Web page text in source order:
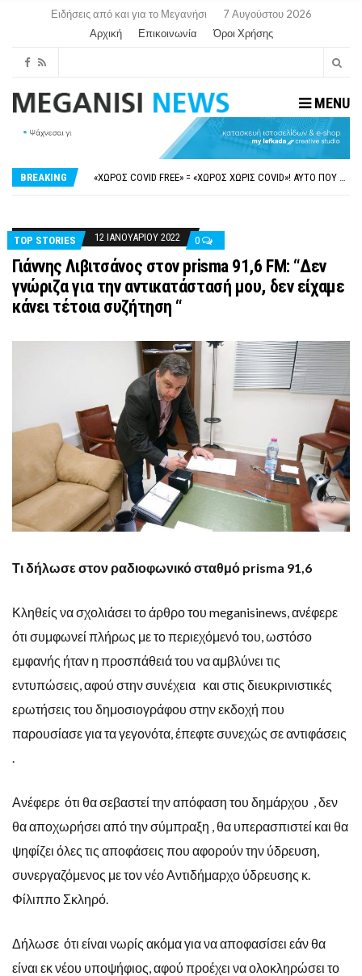
Ειδήσεις από και για το Μεγανήσι
7 Αυγούστου 2026
Αρχική
Επικοινωνία Όροι Χρήσης
MENU
BREAKING
ΝΥΔΡΊ:ΠΙΆΣΤΗΚΑΝ ΣΤΟ ΞΎΛΟ ΟΙ ΙΔΙΟΚΤΉΤΕΣ ΤΟΥΡΙΣΤΙΚΏΝ ΣΚΑΦΏΝ.
«ΧΏΡΟΣ COVID FREE» = «ΧΏΡΟΣ ΧΩΡΊΣ COVID»! ΑΥΤΌ ΠΟΥ ΚΑΝΕΊΣ ΔΕΝ ΈΧΕΙ ΤΟΛΜΉΣΕΙ ΝΑ ΡΩΤΉΣΕΙ
ΠΕΡΊ ΑΝΑΣΤΟΛΉΣ ΝΗΠΙΑΓΩΓΕΊΩΝ ΣΤΗ ΛΕΥΚΆΔΑ
TOP STORIES
12 ΙΑΝΟΥΑΡΊΟΥ 2022 0
Γιάννης Λιβιτσάνος στον prisma 91,6 FM: “Δεν
γνώριζα για την αντικατάστασή μου, δεν είχαμε
κάνει τέτοια συζήτηση “
Τι δήλωσε στον ραδιοφωνικό σταθμό prisma 91,6
Κληθείς να σχολιάσει το άρθρο του meganisinews, ανέφερε
ότι συμφωνεί πλήρως με το περιεχόμενό του, ωστόσο
εμφανής ήταν η προσπάθειά του να αμβλύνει τις
εντυπώσεις, αφού στην συνέχεια και στις διευκρινιστικές
ερωτήσεις του δημοσιογράφου στην εκδοχή που
παρουσίασε για τα γεγονότα, έπεφτε συνεχώς σε αντιφάσεις
Ανέφερε ότι θα σεβαστεί την απόφαση του δημάρχου , δεν
θα αποχωρήσει από την σύμπραξη , θα υπερασπιστεί και θα
ψηφίζει όλες τις αποφάσεις που αφορούν την ύδρευση,
συνεργαζόμενος με τον νέο Αντιδήμαρχο ύδρευσης κ.
Φίλιππο Σκληρό.
Δήλωσε ότι είναι νωρίς ακόμα για να αποφασίσει εάν θα
είναι εκ νέου υποψήφιος, αφού προέχει να ολοκληρώσει το